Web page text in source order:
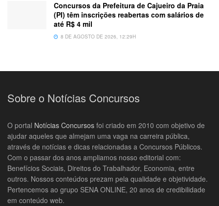
Concursos da Prefeitura de Cajueiro da Praia
(PI) têm inscrições reabertas com salários de
até R$ 4 mil
8 DE AGOSTO DE 2026, 12:29H
Sobre o Notícias Concursos
O portal Notícias Concursos foi criado em 2010 com objetivo de
ajudar aqueles que almejam uma vaga na carreira pública,
através de notícias e dicas relacionadas a Concursos Públicos.
Com o passar dos anos ampliamos nosso editorial com:
Benefícios Sociais, Direitos do Trabalhador, Economia, entre
outros. Nossos conteúdos prezam pela qualidade e objetividade.
Pertencemos ao grupo SENA ONLINE, 20 anos de credibilidade
em conteúdo web.